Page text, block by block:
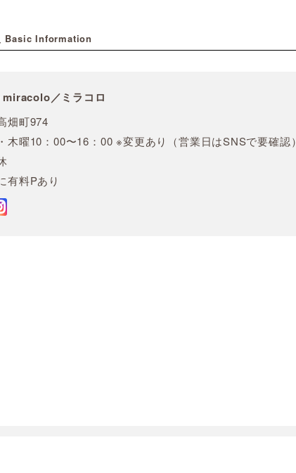
Basic Information
／ミラコロ
畑町974
木曜10：00〜16：00 ※変更あり（営業日はSNSで要確認）
有料Pあり